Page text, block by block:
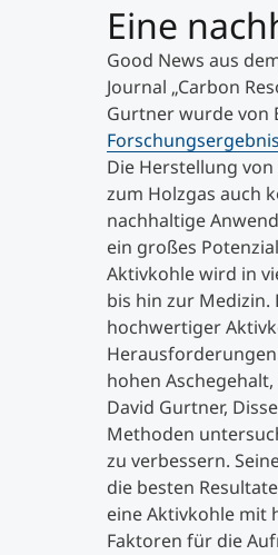
Eine
Good News aus
Journal „Carbon
Gurtner wurde von
Die Herstellung
zum Holzgas auch
nachhaltige
ein großes
Aktivkohle wird in
bis hin zur
hochwertiger
hohen
David Gurtner,
Methoden
zu verbessern.
die besten
eine Aktivkohle mit
Faktoren für die